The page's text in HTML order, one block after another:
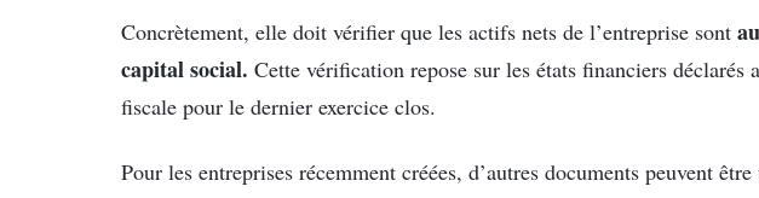
Concrètement, elle doit vérifier que les actifs nets de l’entreprise sont
capital social. Cette vérification repose sur les états financiers déclarés
fiscale pour le dernier exercice clos.
Pour les entreprises récemment créées, d’autres documents peuvent